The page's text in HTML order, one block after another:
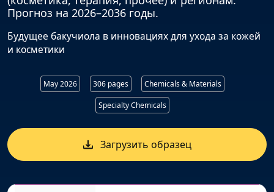
Прогноз на 2026–2036 годы.
Будущее бакучиола в инновациях для ухода за кожей
и косметики
May 2026 306 pages Chemicals & Materials
Specialty Chemicals
Загрузить образец